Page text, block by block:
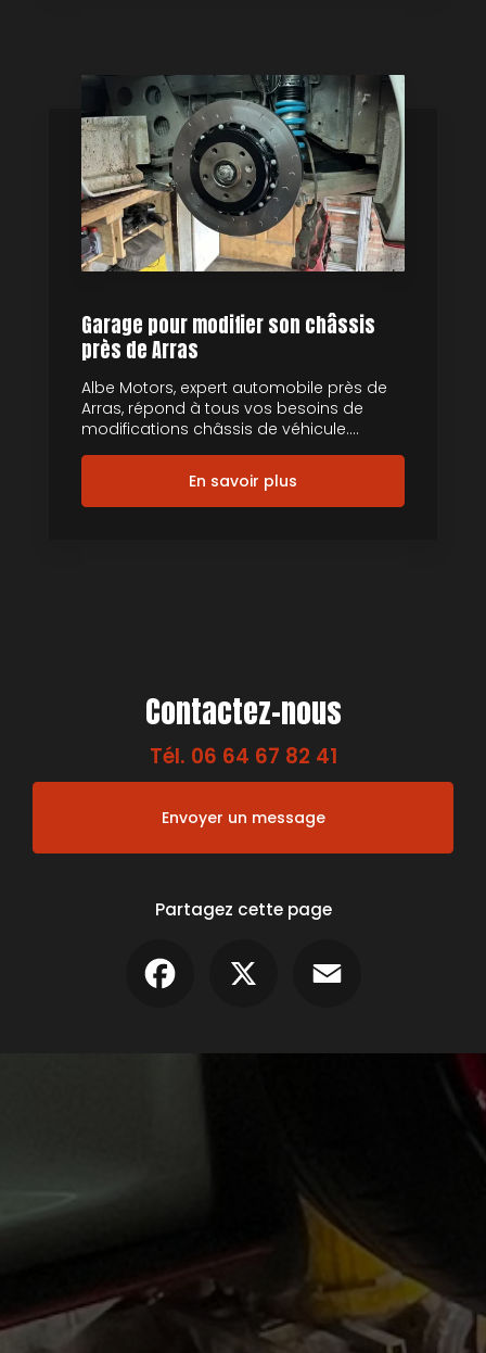
Garage pour modifier son châssis
près de Arras
Albe Motors, expert automobile près de
Arras, répond à tous vos besoins de
modifications châssis de véhicule....
En savoir plus
Contactez-nous
Tél. 06 64 67 82 41
Envoyer un message
Partagez cette page